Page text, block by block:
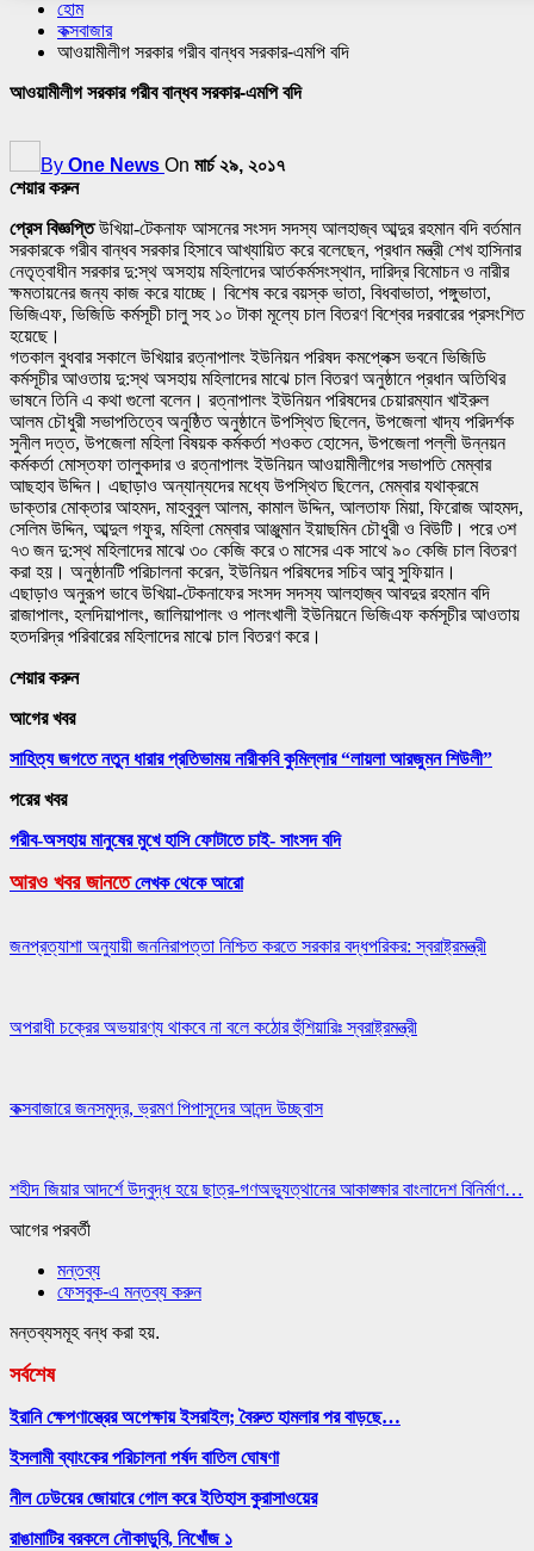
হোম
কক্সবাজার
আওয়ামীলীগ সরকার গরীব বান্ধব সরকার-এমপি বদি
আওয়ামীলীগ সরকার গরীব বান্ধব সরকার-এমপি বদি
By One News On মার্চ ২৯, ২০১৭
শেয়ার করুন
প্রেস বিজ্ঞপ্তিউখিয়া-টেকনাফ আসনের সংসদ সদস্য আলহাজ্ব আব্দুর রহমান বদি বর্তমান
সরকারকে গরীব বান্ধব সরকার হিসাবে আখ্যায়িত করে বলেছেন, প্রধান মন্ত্রী শেখ হাসিনার
নেতৃত্বাধীন সরকার দু:স্থ অসহায় মহিলাদের আর্তকর্মসংস্থান, দারিদ্র বিমোচন ও নারীর
ক্ষমতায়নের জন্য কাজ করে যাচ্ছে। বিশেষ করে বয়স্ক ভাতা, বিধবাভাতা, পঙ্গুভাতা,
ভিজিএফ, ভিজিডি কর্মসূচী চালু সহ ১০ টাকা মূল্যে চাল বিতরণ বিশ্বের দরবারের প্রসংশিত
হয়েছে।
গতকাল বুধবার সকালে উখিয়ার রত্নাপালং ইউনিয়ন পরিষদ কমপ্লেক্স ভবনে ভিজিডি
কর্মসূচীর আওতায় দু:স্থ অসহায় মহিলাদের মাঝে চাল বিতরণ অনুষ্ঠানে প্রধান অতিথির
ভাষনে তিনি এ কথা গুলো বলেন। রত্নাপালং ইউনিয়ন পরিষদের চেয়ারম্যান খাইরুল
আলম চৌধুরী সভাপতিত্বে অনুষ্ঠিত অনুষ্ঠানে উপস্থিত ছিলেন, উপজেলা খাদ্য পরিদর্শক
সুনীল দত্ত, উপজেলা মহিলা বিষয়ক কর্মকর্তা শওকত হোসেন, উপজেলা পল্লী উন্নয়ন
কর্মকর্তা মোস্তফা তালুকদার ও রত্নাপালং ইউনিয়ন আওয়ামীলীগের সভাপতি মেম্বার
আছহাব উদ্দিন। এছাড়াও অন্যান্যদের মধ্যে উপস্থিত ছিলেন, মেম্বার যথাক্রমে
ডাক্তার মোক্তার আহমদ, মাহবুবুল আলম, কামাল উদ্দিন, আলতাফ মিয়া, ফিরোজ আহমদ,
সেলিম উদ্দিন, আব্দুল গফুর, মহিলা মেম্বার আঞ্জুমান ইয়াছমিন চৌধুরী ও বিউটি। পরে ৩শ
৭৩ জন দু:স্থ মহিলাদের মাঝে ৩০ কেজি করে ৩ মাসের এক সাথে ৯০ কেজি চাল বিতরণ
করা হয়। অনুষ্ঠানটি পরিচালনা করেন, ইউনিয়ন পরিষদের সচিব আবু সুফিয়ান।
এছাড়াও অনুরূপ ভাবে উখিয়া-টেকনাফের সংসদ সদস্য আলহাজ্ব আবদুর রহমান বদি
রাজাপালং, হলদিয়াপালং, জালিয়াপালং ও পালংখালী ইউনিয়নে ভিজিএফ কর্মসূচীর আওতায়
হতদরিদ্র পরিবারের মহিলাদের মাঝে চাল বিতরণ করে।
শেয়ার করুন
আগের খবর
সাহিত্য জগতে নতুন ধারার প্রতিভাময় নারীকবি কুমিল্লার “লায়লা আরজুমন শিউলী”
পরের খবর
গরীব-অসহায় মানুষের মুখে হাসি ফোটাতে চাই- সাংসদ বদি
আরও খবর জানতে লেখক থেকে আরো
জনপ্রত্যাশা অনুযায়ী জননিরাপত্তা নিশ্চিত করতে সরকার বদ্ধপরিকর: স্বরাষ্ট্রমন্ত্রী
অপরাধী চক্রের অভয়ারণ্য থাকবে না বলে কঠোর হুঁশিয়ারিঃ স্বরাষ্ট্রমন্ত্রী
কক্সবাজারে জনসমুদ্র, ভ্রমণ পিপাসুদের আনন্দ উচ্ছ্বাস
শহীদ জিয়ার আদর্শে উদ্বুদ্ধ হয়ে ছাত্র-গণঅভ্যুত্থানের আকাঙ্ক্ষার বাংলাদেশ বিনির্মাণ…
আগেরপরবর্তী
মন্তব্য
ফেসবুক-এ মন্তব্য করুন
মন্তব্যসমূহ বন্ধ করা হয়.
সর্বশেষ
ইরানি ক্ষেপণাস্ত্রের অপেক্ষায় ইসরাইল; বৈরুত হামলার পর বাড়ছে…
ইসলামী ব্যাংকের পরিচালনা পর্ষদ বাতিল ঘোষণা
নীল ঢেউয়ের জোয়ারে গোল করে ইতিহাস কুরাসাওয়ের
রাঙামাটির বরকলে নৌকাডুবি, নিখোঁজ ১